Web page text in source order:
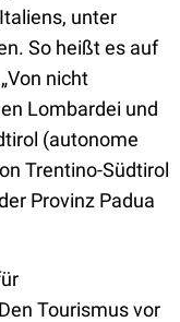
unter
So heißt es auf
nicht
Lombardei und
(autonome
Trentino-Südtirol
Provinz Padua
Tourismus vor